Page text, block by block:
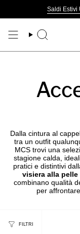
contenuto
Saldi Estivi
Cerca
Dalla cintura al
tra un outfit
MCS trovi una
stagione calda,
pratici e distintivi
visiera alla
combinano qualità
per
FILTRI